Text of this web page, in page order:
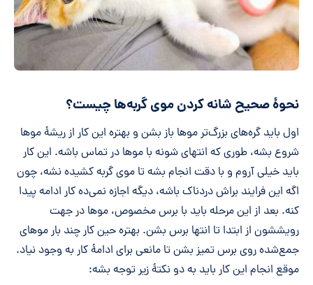
نحوۀ صحیح شانه کردن موی گربه‌ها چیست؟
اول باید گره‌های بزرگ‌تر موها باز بشن و بهتره این کار از ریشۀ موها
شروع بشه، طوری که انتهای شونه با موها در تماس باشه. این کار
باید خیلی آروم و با دقت انجام بشه تا موی گربه کشیده نشه، چون
اگه این فرایند براش دردناک باشه، دیگه اجازه نمی‌ده کار ادامه پیدا
کنه. بعد از این مرحله باید با برس مخصوص، موها در جهت
رویششون از ابتدا تا انتها برس بشن. بهتره حین کار چند بار موهای
جمع‌شده روی برس تمیز بشن تا مانعی برای ادامۀ کار به وجود نیاد.
موقع انجام این کار باید به دو نکتۀ زیر توجه بشه: